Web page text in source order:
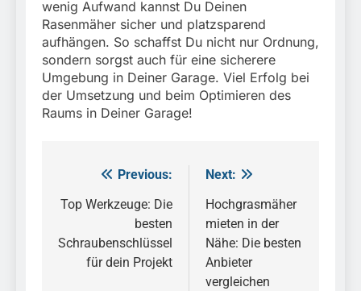
wenig Aufwand kannst Du Deinen
Rasenmäher sicher und platzsparend
aufhängen. So schaffst Du nicht nur Ordnung,
sondern sorgst auch für eine sicherere
Umgebung in Deiner Garage. Viel Erfolg bei
der Umsetzung und beim Optimieren des
Raums in Deiner Garage!
Beitragsnavigation
Previous:
Top Werkzeuge: Die
besten
Schraubenschlüssel
für dein Projekt
Next:
Hochgrasmäher
mieten in der
Nähe: Die besten
Anbieter
vergleichen
5
Einhell Akku Geräte Aktion:
Top Angebote und
Schnäppchen
TOOLS